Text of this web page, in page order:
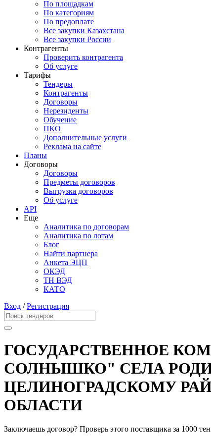
По площадкам
По категориям
По предоплате
Все закупки Казахстана
Все закупки России
Контрагенты
Проверить контрагента
Об услуге
Тарифы
Тендеры
Контрагенты
Договоры
Нерезиденты
Обучение
ПКО
Дополнительные услуги
Реклама на сайте
Планы
Договоры
Договоры
Предметы договоров
Выгрузка договоров
Об услуге
API
Еще
Аналитика по договорам
Аналитика по лотам
Блог
Найти партнера
Анкета ЭЦП
ОКЭД
ТН ВЭД
КАТО
Вход /Регистрация
ГОСУДАРСТВЕННОЕ
СОЛНЫШКО" СЕЛА
ЦЕЛИНОГРАДСКОМУ
ОБЛАСТИ
Заключаешь договор? Проверь этого поставщика за 1000